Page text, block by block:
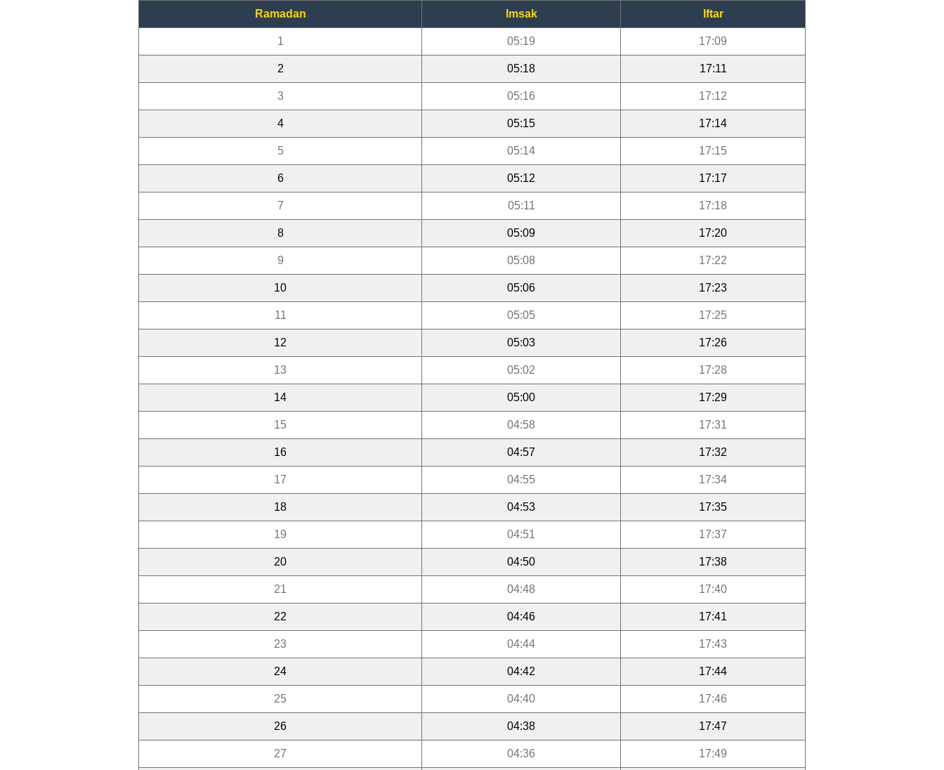
Ramadan
Imsak Iftar
1 05:19 17:09
2 05:18 17:11
3 05:16 17:12
4 05:15 17:14
5 05:14 17:15
6 05:12 17:17
7 05:11 17:18
8 05:09 17:20
9 05:08 17:22
10 05:06 17:23
11 05:05 17:25
12 05:03 17:26
13 05:02 17:28
14 05:00 17:29
15 04:58 17:31
16 04:57 17:32
17 04:55 17:34
18 04:53 17:35
19 04:51 17:37
20 04:50 17:38
21 04:48 17:40
22 04:46 17:41
23 04:44 17:43
24 04:42 17:44
25 04:40 17:46
26 04:38 17:47
27 04:36 17:49